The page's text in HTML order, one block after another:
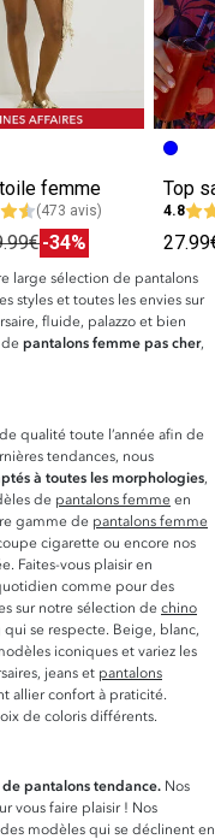
femme
(473 avis)
-34%
4.8
large sélection de pantalons
styles et toutes les envies sur
fluide, palazzo et bien
pantalons femme pas cher,
qualité toute l’année afin de
tendances, nous
à toutes les morphologies
de pantalons femme en
gamme de pantalons femme
cigarette ou encore nos
Faites-vous plaisir en
comme pour des
sur notre sélection de chino
se respecte. Beige, blanc,
iconiques et variez les
jeans et pantalons
allier confort à praticité.
de coloris différents.
pantalons tendance. Nos
vous faire plaisir ! Nos
modèles qui se déclinent en